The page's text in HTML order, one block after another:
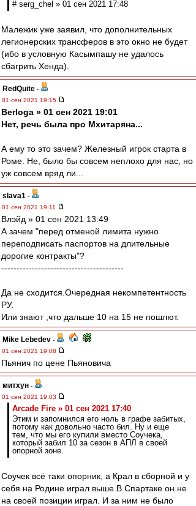
# serg_chel » 01 сен 2021 17:48
Малежик уже заявил, что дополнительных
легионерских трансферов в это окно не будет
(ибо в условную Касымпашу не удалось
сбагрить Хенда).
RedQuite -
01 сен 2021 19:15
Berloga » 01 сен 2021 19:01
Нет, речь была про Мхитаряна...
А ему то это зачем? Железный игрок старта в
Роме. Не, было бы совсем неплохо для нас, но
уж совсем вряд ли...
slava1 -
01 сен 2021 19:11
Влэйд » 01 сен 2021 13:49
А зачем "перед отменой лимита нужно
переподписать паспортов на длительные
дорогие контракты"?
----------------------------------------
Да не сходится.Очередная некомпетентность
РУ.
Или знают ,что дальше 10 на 15 не пошлют.
Mike Lebedev -
01 сен 2021 19:08
Пьянич по цене Пьяновича
митхун -
01 сен 2021 19:03
Arcade Fire » 01 сен 2021 17:40
Этим и запомнился его ноль в графе забитых,
потому как довольно часто бил. Ну и еще
тем, что мы его купили вместо Соучека,
который забил 10 за сезон в АПЛ в своей
опорной зоне.
Соучек всё таки опорник, а Крал в сборной и у
себя на Родине играл выше.В Спартаке он не
на своей позиции играл. И за ним не было